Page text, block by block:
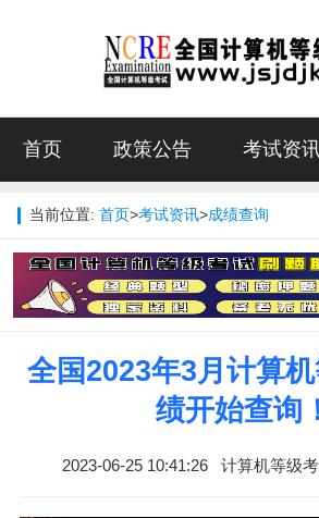
首页 政策公告 考试资
当前位置: 首页>考试资讯>成绩查询
全国2023年3月计算
绩开始查询！
2023-06-25 10:41:26 计算机等级